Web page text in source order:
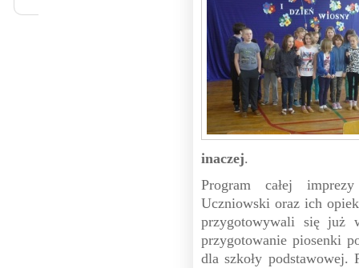
inaczej.
Program całej
Uczniowski oraz ich
przygotowywali się już
przygotowanie piosenki
dla szkoły podstawowej.